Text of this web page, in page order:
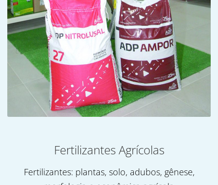
Fertilizantes Agrícolas
Fertilizantes: plantas, solo, adubos, gênese,